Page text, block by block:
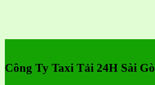
Công Ty Taxi Tải 24H Sài